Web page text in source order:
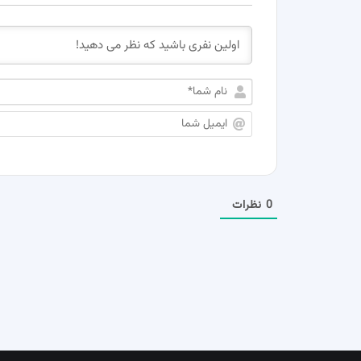
0 نظرات